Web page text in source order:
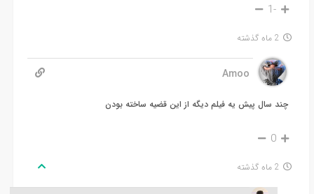
-1
2 ماه گذشته
Amoo
چند سال پیش یه فیلم دیگه از این قضیه ساخته بودن
0
2 ماه گذشته